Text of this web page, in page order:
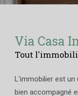
Via Casa
Tout
L'immobilier est un
bien accompagné